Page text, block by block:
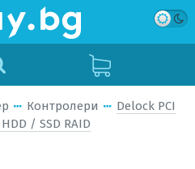
Контролери
Delock PCI
/ SSD RAID